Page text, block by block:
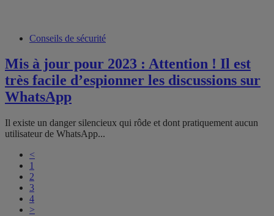
Conseils de sécurité
Mis à jour pour 2023 : Attention ! Il est
très facile d’espionner les discussions sur
WhatsApp
Il existe un danger silencieux qui rôde et dont pratiquement aucun
utilisateur de WhatsApp...
<
1
2
3
4
>